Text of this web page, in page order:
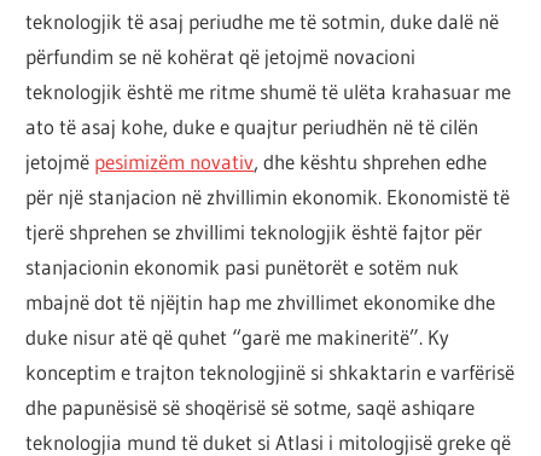
teknologjik të asaj periudhe me të sotmin, duke dalë në
përfundim se në kohërat që jetojmë novacioni
teknologjik është me ritme shumë të ulëta krahasuar me
ato të asaj kohe, duke e quajtur periudhën në të cilën
jetojmë pesimizëm novativ, dhe kështu shprehen edhe
për një stanjacion në zhvillimin ekonomik. Ekonomistë të
tjerë shprehen se zhvillimi teknologjik është fajtor për
stanjacionin ekonomik pasi punëtorët e sotëm nuk
mbajnë dot të njëjtin hap me zhvillimet ekonomike dhe
duke nisur atë që quhet “garë me makineritë”. Ky
konceptim e trajton teknologjinë si shkaktarin e varfërisë
dhe papunësisë së shoqërisë së sotme, saqë ashiqare
teknologjia mund të duket si Atlasi i mitologjisë greke që